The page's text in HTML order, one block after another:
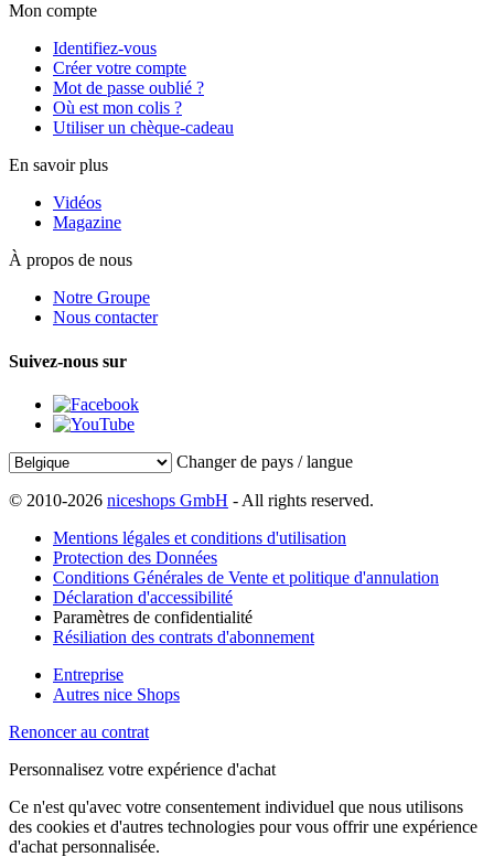
Mon compte
Identifiez-vous
Créer votre compte
Mot de passe oublié ?
Où est mon colis ?
Utiliser un chèque-cadeau
En savoir plus
Vidéos
Magazine
À propos de nous
Notre Groupe
Nous contacter
Suivez-nous sur
Changer de pays / langue
© 2010-2026 niceshops GmbH - All rights reserved.
Mentions légales et conditions d'utilisation
Protection des Données
Conditions Générales de Vente et politique d'annulation
Déclaration d'accessibilité
Paramètres de confidentialité
Résiliation des contrats d'abonnement
Entreprise
Autres nice Shops
Renoncer au contrat
Personnalisez votre expérience d'achat
Ce n'est qu'avec votre consentement individuel que nous utilisons
des cookies et d'autres technologies pour vous offrir une expérience
d'achat personnalisée.